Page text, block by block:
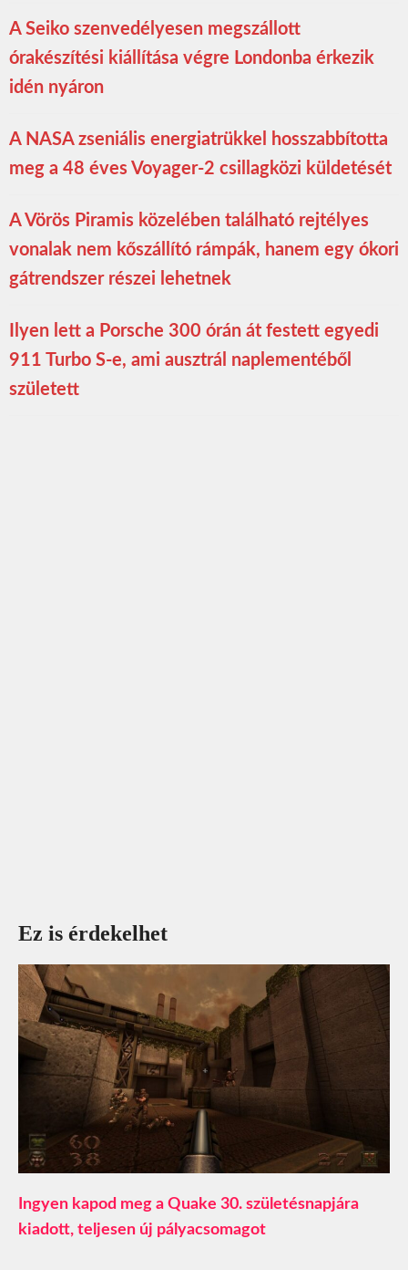
A Seiko szenvedélyesen megszállott
órakészítési kiállítása végre Londonba érkezik
idén nyáron
A NASA zseniális energiatrükkel hosszabbította
meg a 48 éves Voyager-2 csillagközi küldetését
A Vörös Piramis közelében található rejtélyes
vonalak nem kőszállító rámpák, hanem egy ókori
gátrendszer részei lehetnek
Ilyen lett a Porsche 300 órán át festett egyedi
911 Turbo S-e, ami ausztrál naplementéből
született
Ez is érdekelhet
Ingyen kapod meg a Quake 30. születésnapjára
kiadott, teljesen új pályacsomagot